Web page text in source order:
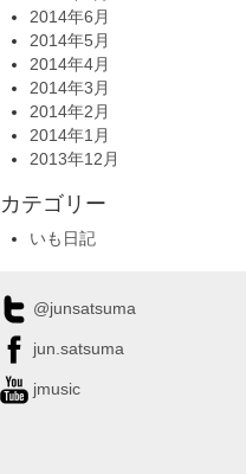
2014年6月
2014年5月
2014年4月
2014年3月
2014年2月
2014年1月
2013年12月
カテゴリー
いも日記
@junsatsuma
jun.satsuma
jmusic